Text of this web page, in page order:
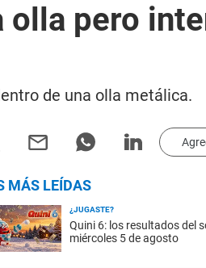
olla pero
de una olla metálica.
MÁS LEÍDAS
¿JUGASTE?
Quini 6: los resultados del
miércoles 5 de agosto